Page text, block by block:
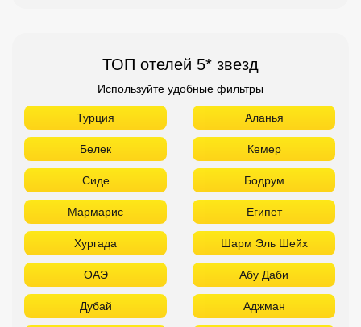
ТОП отелей 5* звезд
Используйте удобные фильтры
Турция Аланья
Белек Кемер
Сиде Бодрум
Мармарис Египет
Хургада Шарм Эль Шейх
ОАЭ Абу Даби
Дубай Аджман